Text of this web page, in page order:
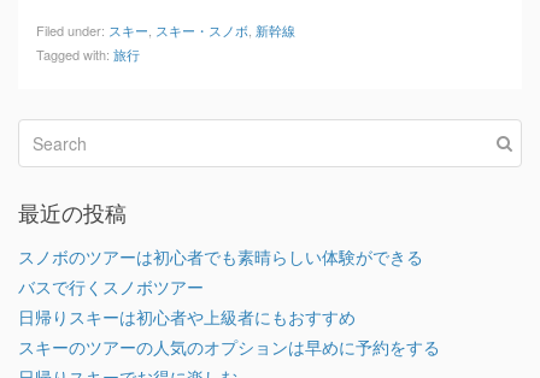
Filed under: スキー スキー・スノボ 新幹線
Tagged with: 旅行
最近の投稿
スノボのツアーは初心者でも素晴らしい体験ができる
バスで行くスノボツアー
日帰りスキーは初心者や上級者にもおすすめ
スキーのツアーの人気のオプションは早めに予約をする